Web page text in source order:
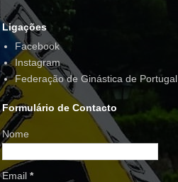
Ligações
Facebook
Instagram
Federação de Ginástica de Portugal
Formulário de Contacto
Nome
Email *